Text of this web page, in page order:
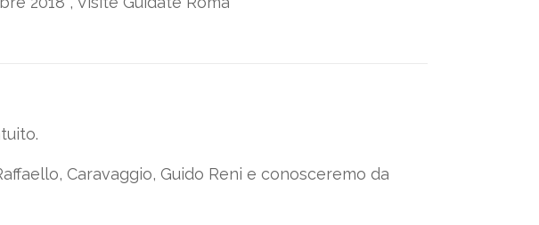
Caravaggio, Guido Reni e conosceremo da